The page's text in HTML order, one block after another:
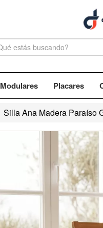
Modulares Placares
Silla Ana Madera Paraíso